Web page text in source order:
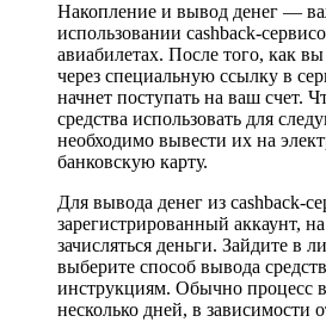
Накопление и вывод денег —
использовании cashback-
авиабилетах. После того, как
через специальную ссылку в
начнет поступать на ваш счет.
средства использовать для
необходимо вывести их на
банковскую карту.
Для вывода денег из cashback-
зарегистрированный аккаунт,
зачисляться деньги. Зайдите в
выберите способ вывода
инструкциям. Обычно процесс
несколько дней, в зависимости